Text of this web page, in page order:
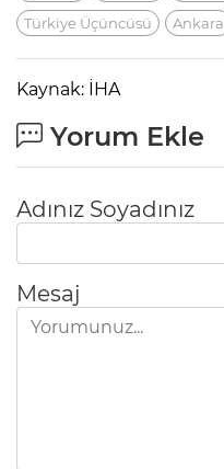
Türkiye Üçüncüsü
Ankara
Kaynak: İHA
Yorum Ekle
Adınız Soyadınız
Mesaj